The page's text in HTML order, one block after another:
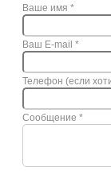
Ваше имя *
Ваш E-mail *
Телефон (если
Сообщение *